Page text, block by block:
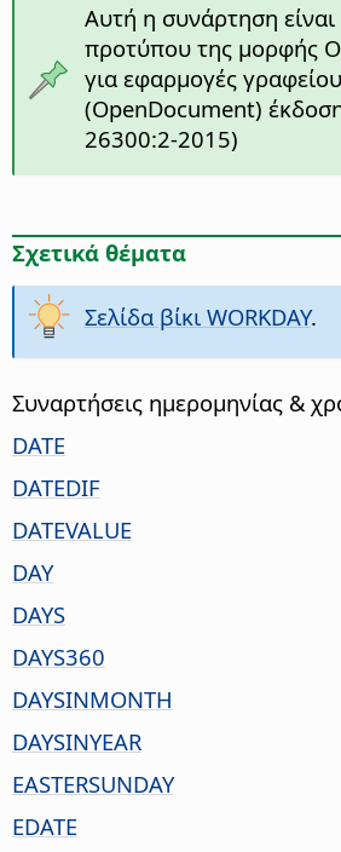
Αυτή η συνάρτηση
προτύπου της μορφής
για εφαρμογές γραφείου
(OpenDocument)
26300:2-2015)
Σχετικά θέματα
Σελίδα βίκι WORKDAY.
Συναρτήσεις ημερομηνίας &
DATE
DATEDIF
DATEVALUE
DAY
DAYS
DAYS360
DAYSINMONTH
DAYSINYEAR
EASTERSUNDAY
EDATE